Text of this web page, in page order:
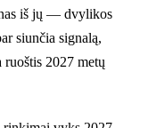
iš jų — dvylikos
siunčia signalą,
2027 metų